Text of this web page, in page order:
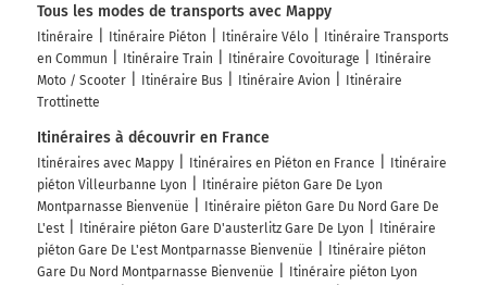
Tous les modes de transports avec Mappy
Itinéraire Itinéraire Piéton Itinéraire Vélo
Itinéraire Transports
en Commun
Itinéraire Train Itinéraire Covoiturage
Itinéraire
Moto / Scooter
Itinéraire Bus Itinéraire Avion
Itinéraire
Trottinette
Itinéraires à découvrir en France
Itinéraires avec Mappy Itinéraires en Piéton en France
Itinéraire
piéton Villeurbanne Lyon
Itinéraire piéton Gare De Lyon
Montparnasse Bienvenüe
Itinéraire piéton Gare Du Nord Gare De
L'est
Itinéraire piéton Gare D'austerlitz Gare De Lyon
Itinéraire
piéton Gare De L'est Montparnasse Bienvenüe
Itinéraire piéton
Gare Du Nord Montparnasse Bienvenüe
Itinéraire piéton Lyon